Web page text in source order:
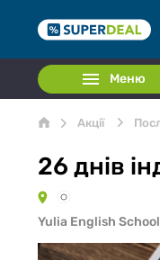
Меню
Акції
26 днів
Yulia English School